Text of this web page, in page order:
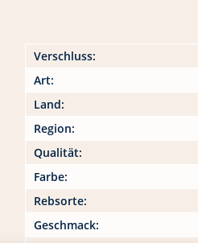
Verschluss:
Art:
Land:
Region:
Qualität:
Farbe:
Rebsorte:
Geschmack: